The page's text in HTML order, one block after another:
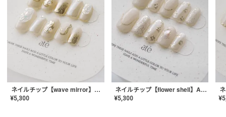
ネイルチップ【wave mirror】AE-CONA-04
¥5,300
ネイルチップ【flower shell】AE-CONA-03
¥5,300 ¥